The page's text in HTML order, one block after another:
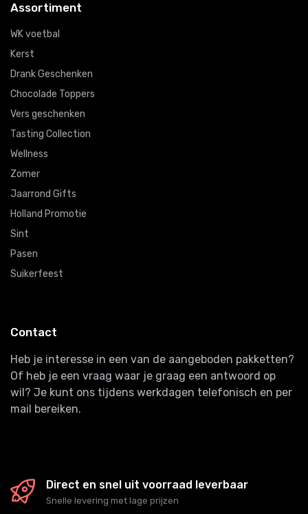
Assortiment
WK voetbal
Kerst
Drank Geschenken
Chocolade Toppers
Vers geschenken
Tasting Collection
Wellness
Zomer
Jaarrond Gifts
Holland Promotie
Sint
Pasen
Suikerfeest
Contact
Heb je interesse in een van de aangeboden pakketten?
Of heb je een vraag waar je graag een antwoord op
wil? Je kunt ons tijdens werkdagen telefonisch en per
mail bereiken.
Direct en snel uit voorraad leverbaar
Snelle levering met lage prijzen